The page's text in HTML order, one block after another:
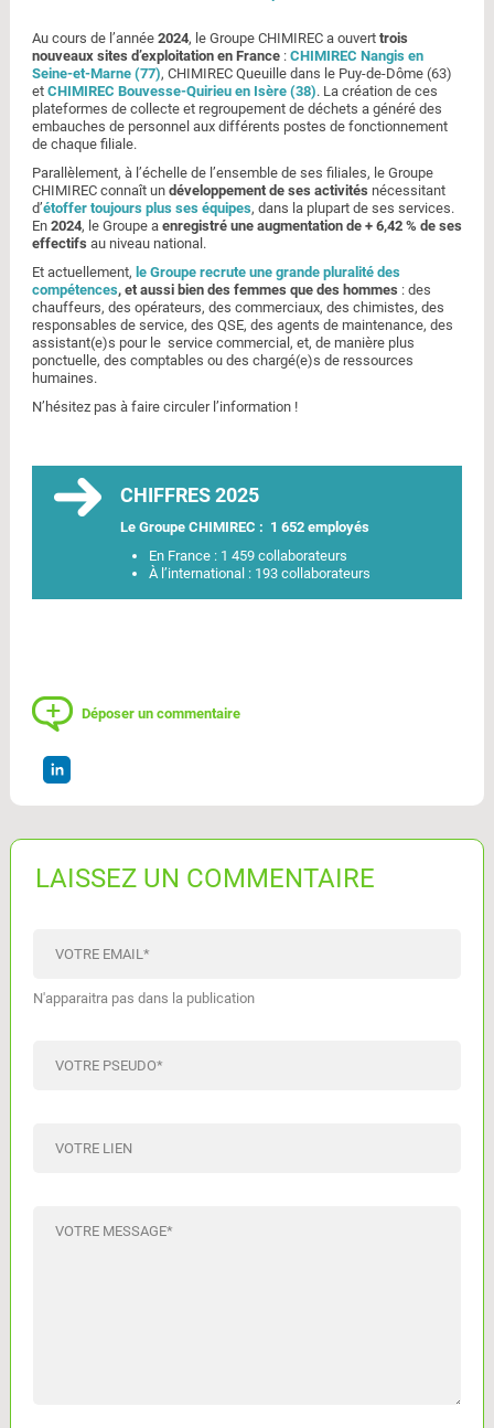
Au cours de l’année 2024, le Groupe CHIMIREC a ouvert trois
nouveaux sites d’exploitation en France: CHIMIREC Nangis en
Seine-et-Marne (77), CHIMIREC Queuille dans le Puy-de-Dôme (63)
et CHIMIREC Bouvesse-Quirieu en Isère (38). La création de ces
plateformes de collecte et regroupement de déchets a généré des
embauches de personnel aux différents postes de fonctionnement
de chaque filiale.
Parallèlement, à l’échelle de l’ensemble de ses filiales, le Groupe
CHIMIREC connaît un développement de ses activités nécessitant
d’étoffer toujours plus ses équipes, dans la plupart de ses services.
En 2024, le Groupe a enregistré une augmentation de + 6,42 % de ses
effectifs au niveau national.
Et actuellement, le Groupe recrute une grande pluralité des
compétences, et aussi bien des femmes que des hommes : des
chauffeurs, des opérateurs, des commerciaux, des chimistes, des
responsables de service, des QSE, des agents de maintenance, des
assistant(e)s pour le service commercial, et, de manière plus
ponctuelle, des comptables ou des chargé(e)s de ressources
humaines.
N’hésitez pas à faire circuler l’information !
CHIFFRES 2025
Le Groupe CHIMIREC : 1 652 employés
En France : 1 459 collaborateurs
À l’international : 193 collaborateurs
Déposer un commentaire
LAISSEZ UN COMMENTAIRE
VOTRE EMAIL *
N'apparaitra pas dans la publication
VOTRE PSEUDO*
VOTRE LIEN
VOTRE MESSAGE*